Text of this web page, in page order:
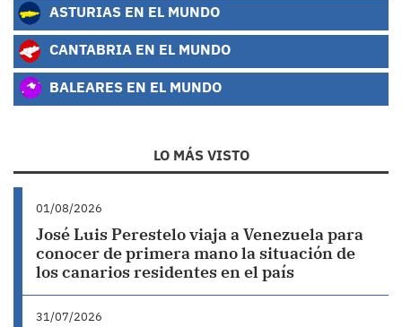
ASTURIAS EN EL MUNDO
CANTABRIA EN EL MUNDO
BALEARES EN EL MUNDO
LO MÁS VISTO
01/08/2026
José Luis Perestelo viaja a Venezuela para
conocer de primera mano la situación de
los canarios residentes en el país
31/07/2026